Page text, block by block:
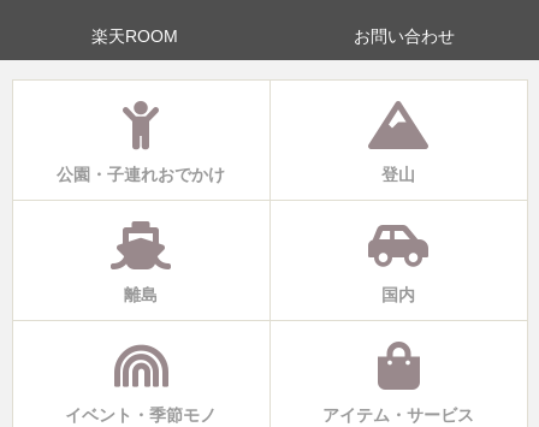
楽天ROOM お問い合わせ
公園・子連れおでかけ 登山
離島 国内
イベント・季節モノ アイテム・サービス